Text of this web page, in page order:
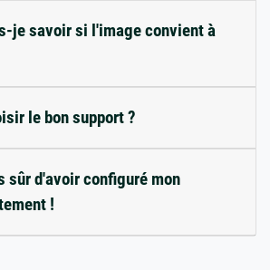
je savoir si l'image convient à
le bon support ?
sûr d'avoir configuré mon
!